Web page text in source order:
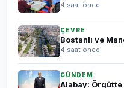
4 saat önce
ÇEVRE
Bostanlı ve
4 saat önce
GÜNDEM
Alabay: Örgütte